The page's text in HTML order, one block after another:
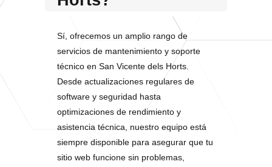
Sí, ofrecemos un amplio rango de
servicios de mantenimiento y soporte
técnico en San Vicente dels Horts.
Desde actualizaciones regulares de
software y seguridad hasta
optimizaciones de rendimiento y
asistencia técnica, nuestro equipo está
siempre disponible para asegurar que tu
sitio web funcione sin problemas,